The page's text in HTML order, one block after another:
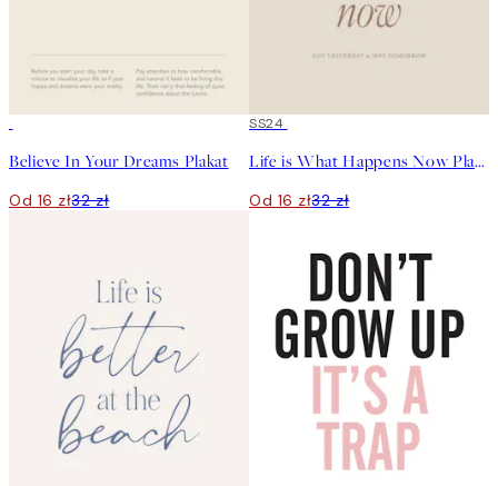
Believe In Your Dreams Plakat
Od 16 zł32 zł
50%*
SS24
Life is What Happens Now Plakat
Od 16 zł32 zł